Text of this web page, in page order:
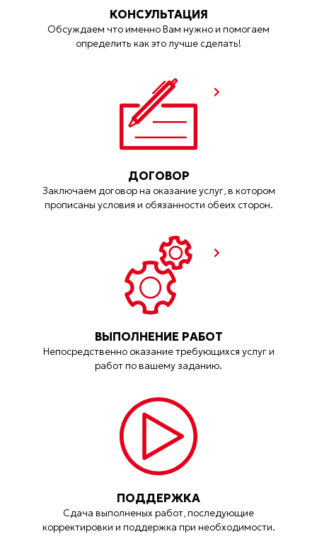
КОНСУЛЬТАЦИЯ
Обсуждаем что именно Вам нужно и помогаем
определить как это лучше сделать!
ДОГОВОР
Заключаем договор на оказание услуг, в котором
прописаны условия и обязанности обеих сторон.
ВЫПОЛНЕНИЕ РАБОТ
Непосредственно оказание требующихся услуг и
работ по вашему заданию.
ПОДДЕРЖКА
Сдача выполненых работ, последующие
корректировки и поддержка при необходимости.